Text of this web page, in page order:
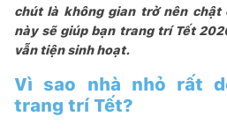
chút là không gian trở nên
này sẽ giúp bạn trang trí Tết
vẫn tiện sinh hoạt.
Vì sao nhà nhỏ rất
trang trí Tết?